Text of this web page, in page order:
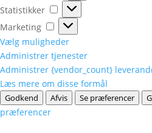
Statistikker
Statistikker
Marketing
Marketing
Vælg muligheder
Administrer tjenester
Administrer {vendor_count}
Læs mere om disse formål
Godkend Afvis Se præferencer
præferencer